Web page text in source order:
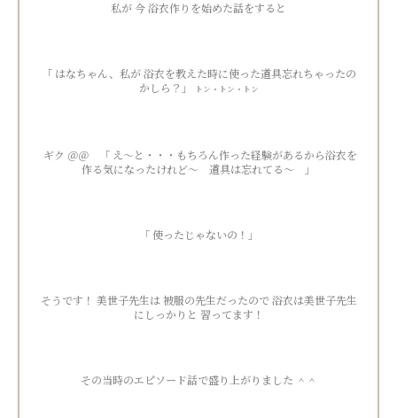
私が 今 浴衣作りを始めた話をすると
「 はなちゃん、私が 浴衣を教えた時に使った道具忘れちゃったの
かしら？」
トン・トン・トン
ギク ＠＠ 「 え～と・・・もちろん作った経験があるから浴衣を
作る気になったけれど～ 道具は忘れてる～ 」
「 使ったじゃないの！」
そうです！ 美世子先生は 被服の先生だったので 浴衣は美世子先生
にしっかりと 習ってます！
その当時のエピソード話で盛り上がりました ＾＾